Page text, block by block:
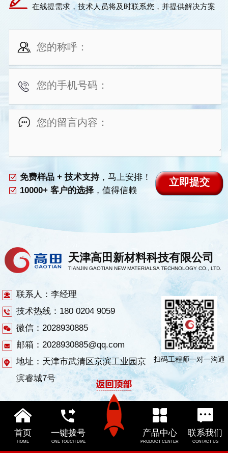
在线提需求，技术人员将及时联系您，并提供解决方案
免费样品 + 技术支持，马上安排！
10000+ 客户的选择，值得信赖
天津高田新材料科技有限公司
TIANJIN GAOTIAN NEW MATERIALSA TECHNOLOGY CO., LTD.
联系人：李经理
技术热线：180 0204 9059
微信：2028930885
邮箱：2028930885@qq.com
地址：天津市武清区京滨工业园京
滨睿城7号
扫码工程师一对一沟通
首页
HOME
一键拨号
ONE TOUCH DIAL
产品中心
PRODUCT CENTER
联系我们
CONTACT US